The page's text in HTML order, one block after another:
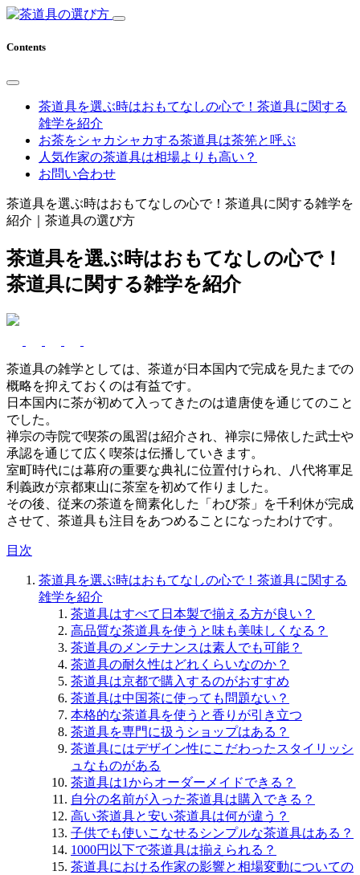
Contents
茶道具を選ぶ時はおもてなしの心で！茶道具に関する
雑学を紹介
お茶をシャカシャカする茶道具は茶筅と呼ぶ
人気作家の茶道具は相場よりも高い？
お問い合わせ
茶道具を選ぶ時はおもてなしの心で！茶道具に関する雑学を
紹介｜茶道具の選び方
茶道具を選ぶ時はおもてなしの心で！
茶道具に関する雑学を紹介
茶道具の雑学としては、茶道が日本国内で完成を見たまでの
概略を抑えておくのは有益です。
日本国内に茶が初めて入ってきたのは遣唐使を通じてのこと
でした。
禅宗の寺院で喫茶の風習は紹介され、禅宗に帰依した武士や
承認を通じて広く喫茶は伝播していきます。
室町時代には幕府の重要な典礼に位置付けられ、八代将軍足
利義政が京都東山に茶室を初めて作りました。
その後、従来の茶道を簡素化した「わび茶」を千利休が完成
させて、茶道具も注目をあつめることになったわけです。
目次
茶道具を選ぶ時はおもてなしの心で！茶道具に関する
雑学を紹介
茶道具はすべて日本製で揃える方が良い？
高品質な茶道具を使うと味も美味しくなる？
茶道具のメンテナンスは素人でも可能？
茶道具の耐久性はどれくらいなのか？
茶道具は京都で購入するのがおすすめ
茶道具は中国茶に使っても問題ない？
本格的な茶道具を使うと香りが引き立つ
茶道具を専門に扱うショップはある？
茶道具にはデザイン性にこだわったスタイリッシ
ュなものがある
茶道具は1からオーダーメイドできる？
自分の名前が入った茶道具は購入できる？
高い茶道具と安い茶道具は何が違う？
子供でも使いこなせるシンプルな茶道具はある？
1000円以下で茶道具は揃えられる？
茶道具における作家の影響と相場変動についての